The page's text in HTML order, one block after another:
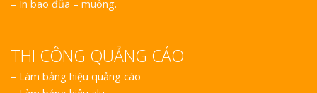
– In bao đũa – muỗng.
THI CÔNG QUẢNG CÁO
– Làm bảng hiệu quảng cáo